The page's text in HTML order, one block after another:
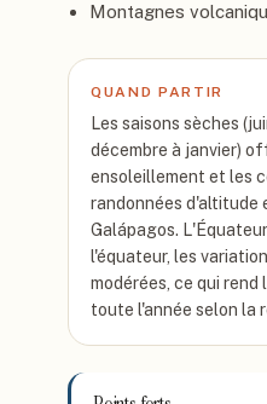
Montagnes
QUAND PARTIR
Les saisons sèches
décembre à janvier)
ensoleillement et les
randonnées d'altitude
Galápagos.
l'équateur, les
modérées, ce qui
toute l'année selon la